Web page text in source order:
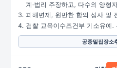
계·법리 주장하고, 다수의 양형
피해변제, 원만한 합의 성사 및
검찰 교육이수조건부 기소유예.
공중밀집장소